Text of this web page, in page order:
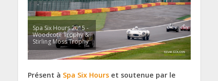
Spa Six Hours 2015 -
Woodcote Trophy &
Stirling Moss Trophy
Présent à Spa Six Hourset soutenue par le